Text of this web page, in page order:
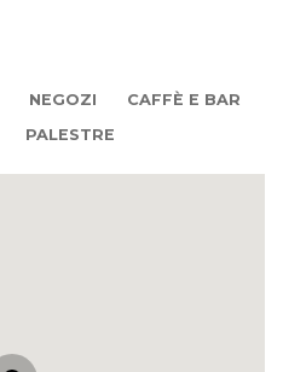
NEGOZI
CAFFÈ E BAR
PALESTRE